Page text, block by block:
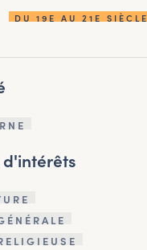
DU 19E AU 21E SIÈCLE